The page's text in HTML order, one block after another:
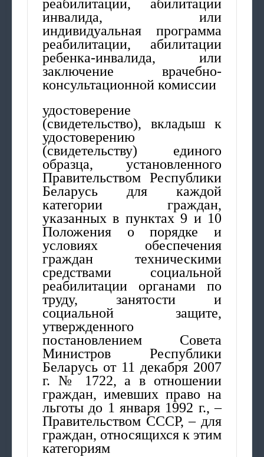
реабилитации, абилитации
инвалида, или
индивидуальная программа
реабилитации, абилитации
ребенка-инвалида, или
заключение врачебно-
консультационной комиссии
удостоверение
(свидетельство), вкладыш к
удостоверению
(свидетельству) единого
образца, установленного
Правительством Республики
Беларусь для каждой
категории граждан,
указанных в пунктах 9 и 10
Положения о порядке и
условиях обеспечения
граждан техническими
средствами социальной
реабилитации органами по
труду, занятости и
социальной защите,
утвержденного
постановлением Совета
Министров Республики
Беларусь от 11 декабря 2007
г. № 1722, а в отношении
граждан, имевших право на
льготы до 1 января 1992 г., –
Правительством СССР, – для
граждан, относящихся к этим
категориям